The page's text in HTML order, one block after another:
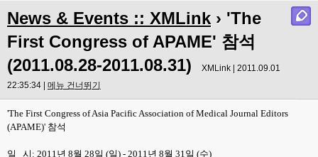
News & Events :: XMLink › 'The
First Congress of APAME' 참석
(2011.08.28-2011.08.31)
XMLink | 2011.09.01
22:35:34 | 메뉴 건너뛰기
'The First Congress of Asia Pacific Association of Medical Journal Editors
(APAME)' 참석
일 시: 2011년 8월 28일 (일) - 2011년 8월 31일 (수)